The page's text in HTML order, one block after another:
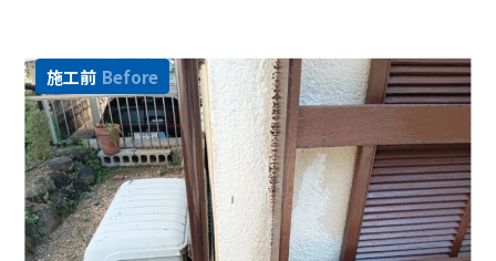
施工前 Before